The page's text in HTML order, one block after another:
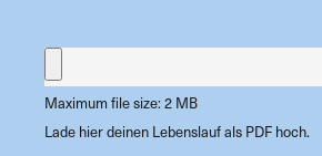
Maximum file size: 2 MB
Lade hier deinen Lebenslauf als PDF hoch.